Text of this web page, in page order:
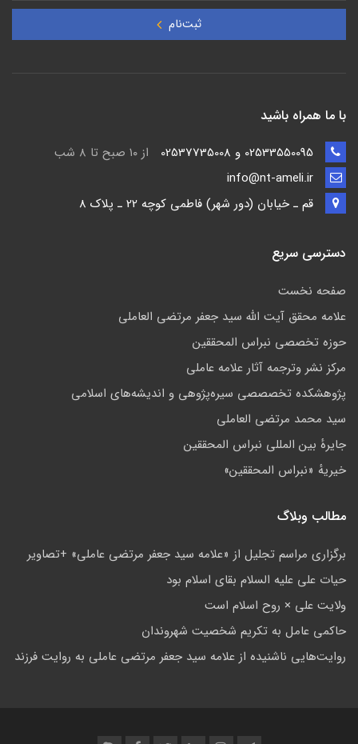
ثبت‌نام
با ما همراه باشید
از ۱۰ صبح تا ۸ شب
قم ـ خيابان (دور شهر) فاطمي كوچه 22 ـ پلاک 8
دسترسی سریع
صفحه نخست
علامه محقق آیت الله سید جعفر مرتضی العاملی
حوزه تخصصی نبراس المحققین
مركز نشر وترجمه آثار علامه عاملی
پژوهشكده تخصصصى سیره‌پژوهی و اندیشه‌های اسلامی
سید محمد مرتضی العاملی
جايرهٔ بین المللی نبراس المحققین
خيريهٔ «نبراس المحققين»
مطالب وبلاگ
برگزاری مراسم تجلیل از «علامه سید جعفر مرتضی عاملی» +تصاویر
حيات علی عليه السلام بقاى اسلام بود
ولايت على × روح اسلام است
حاکمى عامل به تکريم شخصيت شهروندان
روایت‌هایی ناشنیده از علامه سید جعفر مرتضی عاملی به روایت فرزند